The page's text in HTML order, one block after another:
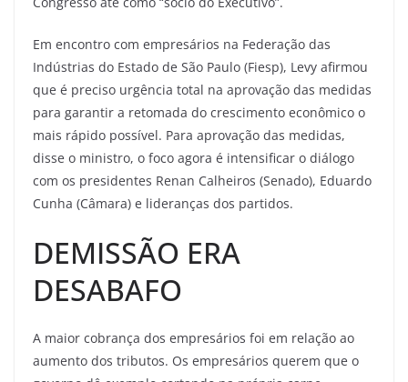
Em encontro com empresários na Federação das
Indústrias do Estado de São Paulo (Fiesp), Levy afirmou
que é preciso urgência total na aprovação das medidas
para garantir a retomada do crescimento econômico o
mais rápido possível. Para aprovação das medidas,
disse o ministro, o foco agora é intensificar o diálogo
com os presidentes Renan Calheiros (Senado), Eduardo
Cunha (Câmara) e lideranças dos partidos.
DEMISSÃO ERA
DESABAFO
A maior cobrança dos empresários foi em relação ao
aumento dos tributos. Os empresários querem que o